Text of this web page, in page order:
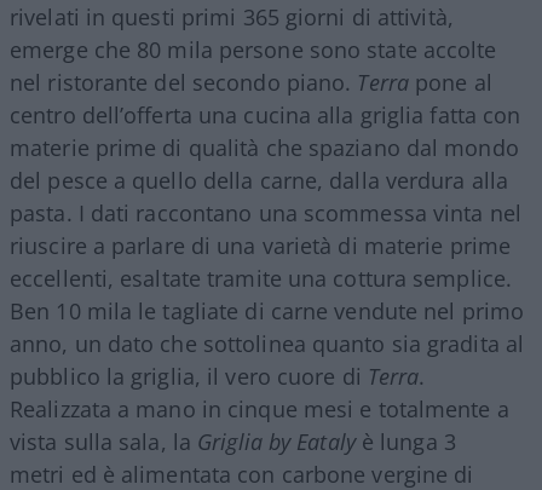
rivelati in questi primi 365 giorni di attività,
emerge che 80 mila persone sono state accolte
nel ristorante del secondo piano. Terra pone al
centro dell’offerta una cucina alla griglia fatta con
materie prime di qualità che spaziano dal mondo
del pesce a quello della carne, dalla verdura alla
pasta. I dati raccontano una scommessa vinta nel
riuscire a parlare di una varietà di materie prime
eccellenti, esaltate tramite una cottura semplice.
Ben 10 mila le tagliate di carne vendute nel primo
anno, un dato che sottolinea quanto sia gradita al
pubblico la griglia, il vero cuore di Terra.
Realizzata a mano in cinque mesi e totalmente a
vista sulla sala, la Griglia by Eatalyè lunga 3
metri ed è alimentata con carbone vergine di